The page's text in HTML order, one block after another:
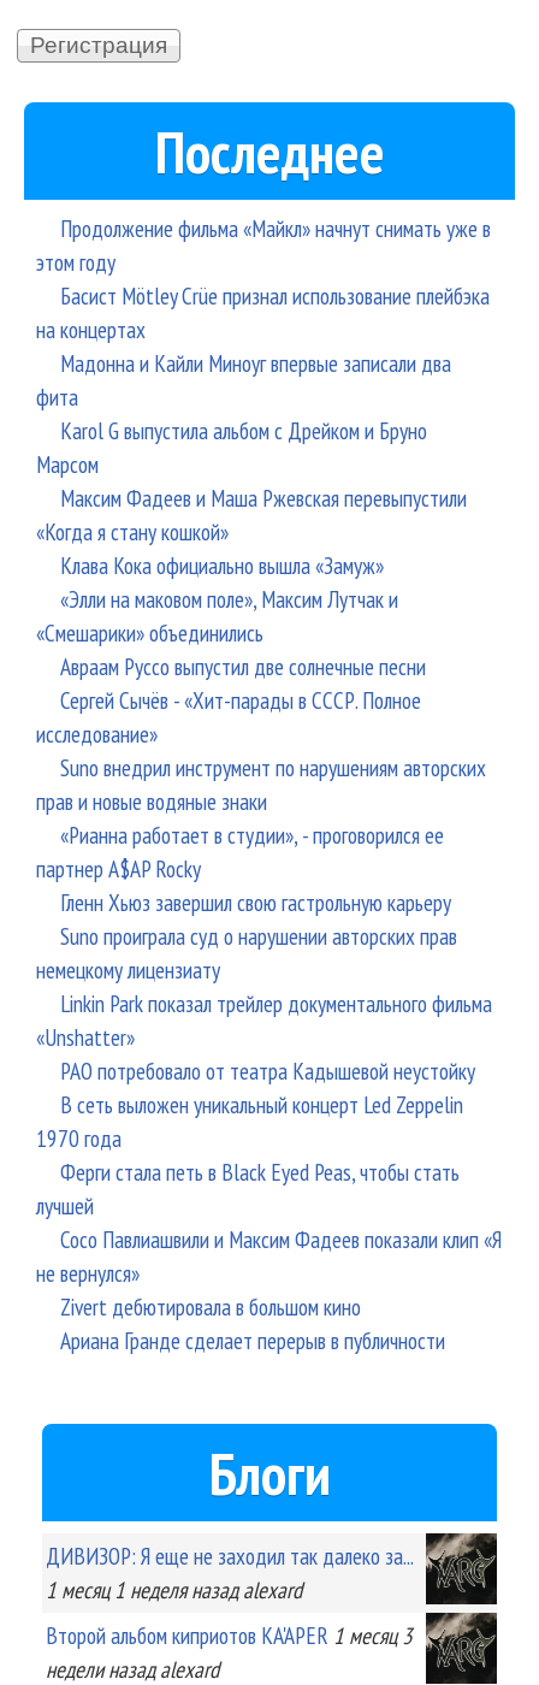
Последнее
Продолжение фильма «Майкл» начнут снимать уже в
этом году
Басист Mötley Crüe признал использование плейбэка
на концертах
Мадонна и Кайли Миноуг впервые записали два
фита
Karol G выпустила альбом с Дрейком и Бруно
Марсом
Максим Фадеев и Маша Ржевская перевыпустили
«Когда я стану кошкой»
Клава Кока официально вышла «Замуж»
«Элли на маковом поле», Максим Лутчак и
«Смешарики» объединились
Авраам Руссо выпустил две солнечные песни
Сергей Сычёв - «Хит-парады в СССР. Полное
исследование»
Suno внедрил инструмент по нарушениям авторских
прав и новые водяные знаки
«Рианна работает в студии», - проговорился ее
партнер A$AP Rocky
Гленн Хьюз завершил свою гастрольную карьеру
Suno проиграла суд о нарушении авторских прав
немецкому лицензиату
Linkin Park показал трейлер документального фильма
«Unshatter»
РАО потребовало от театра Кадышевой неустойку
В сеть выложен уникальный концерт Led Zeppelin
1970 года
Ферги стала петь в Black Eyed Peas, чтобы стать
лучшей
Сосо Павлиашвили и Максим Фадеев показали клип «Я
не вернулся»
Zivert дебютировала в большом кино
Ариана Гранде сделает перерыв в публичности
Блоги
ДИВИЗОР: Я еще не заходил так далеко за...
1 месяц 1 неделяназад alexard
Второй альбом киприотов KA'APER 1 месяц 3
неделиназад alexard